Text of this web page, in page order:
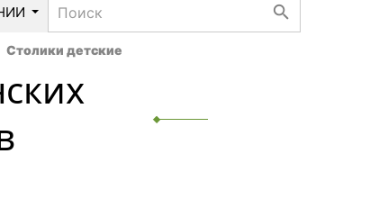
search
Столики детские